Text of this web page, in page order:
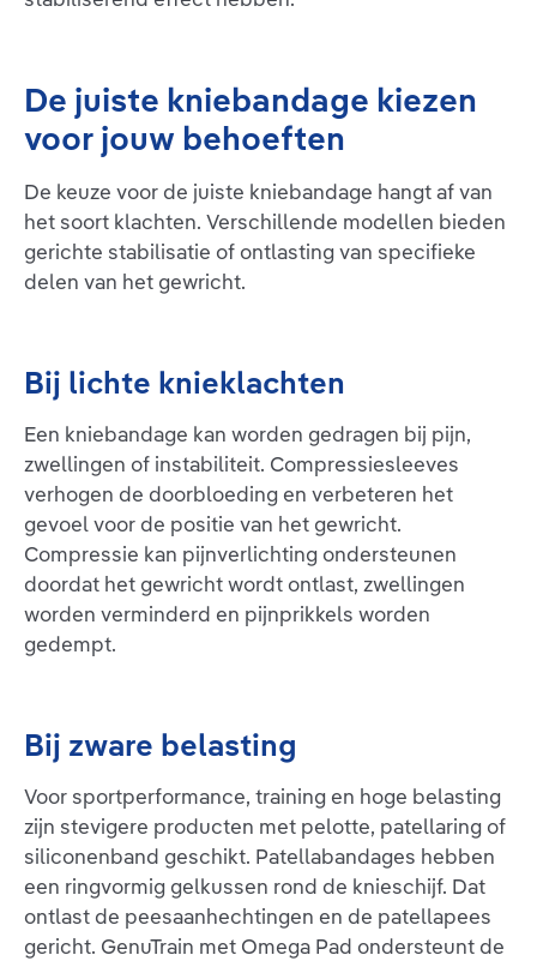
therapie, zodat je sneller weer
actief kunt worden. Indicaties:
ruptuur van de voorste en/of
PCL) na bandoperaties /
bandplastieken ernstige
en/of complexe instabiliteiten
(traumatisch, degeneratief,
bijv. ‘Unhappy Triad’)
collateraalbandletsels voor
meniscusimplantatie)
patellafractuur (conservatief
en postoperatief)
meniscusrefixatie of
meniscusimplantatie)
behandeling van een
ernstige gonartrose,
reumatoïde artritis, PCP,
endoprothetiek, genu
recurvatum)
De juiste kniebandage kiezen
voor jouw behoeften
De keuze voor de juiste kniebandage hangt af van
het soort klachten. Verschillende modellen bieden
gerichte stabilisatie of ontlasting van specifieke
delen van het gewricht.
Bij lichte knieklachten
Een kniebandage kan worden gedragen bij pijn,
zwellingen of instabiliteit. Compressiesleeves
verhogen de doorbloeding en verbeteren het
gevoel voor de positie van het gewricht.
Compressie kan pijnverlichting ondersteunen
doordat het gewricht wordt ontlast, zwellingen
worden verminderd en pijnprikkels worden
gedempt.
Bij zware belasting
Voor sportperformance, training en hoge belasting
zijn stevigere producten met pelotte, patellaring of
siliconenband geschikt. Patellabandages hebben
een ringvormig gelkussen rond de knieschijf. Dat
ontlast de peesaanhechtingen en de patellapees
gericht. GenuTrain met Omega Pad ondersteunt de